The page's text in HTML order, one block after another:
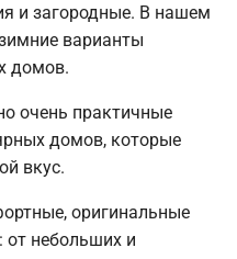
и загородные. В нашем
варианты
домов.
очень практичные
домов, которые
вкус.
оригинальные
небольших и